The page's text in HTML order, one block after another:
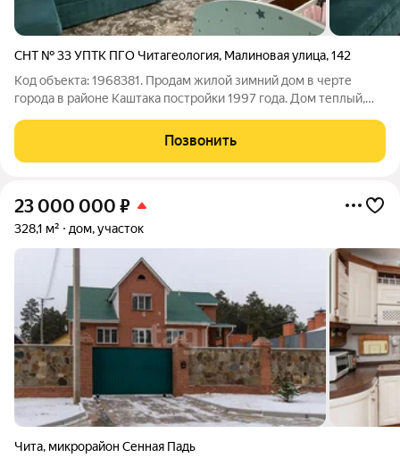
СНТ № 33 УПТК ПГО Читагеология, Малиновая улица,142
Код объекта: 1968381. Продам жилой зимний дом в черте
города в районе Каштака постройки 1997 года. Дом теплый,
смежные комнаты и кухня ( 6 кв). Состояние ухоженное,
жилое. Колодец на участке,
Позвонить
23 000 000 ₽
328,1 м² дом, участок
Чита, микрорайон Сенная Падь